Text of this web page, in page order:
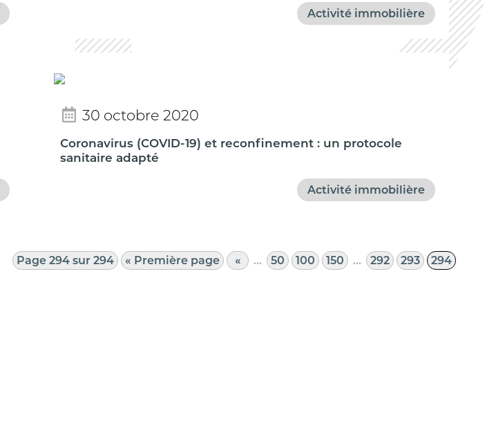
Activité immobilière
30 octobre 2020
Coronavirus (COVID-19) et reconfinement : un protocole
sanitaire adapté
Activité immobilière
Page 294 sur 294 « Première page « … 50 100 150 … 292 293 294